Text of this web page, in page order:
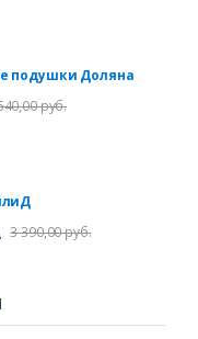
подушки Доляна
руб.
3 390,00 руб.